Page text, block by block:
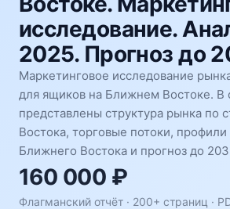
исследование.
2025. Прогноз до
Маркетинговое исследование
для ящиков на Ближнем Востоке. В
представлены структура рынка по
Востока, торговые потоки,
Ближнего Востока и прогноз до
160 000 ₽
Флагманский отчёт · 200+ страниц ·